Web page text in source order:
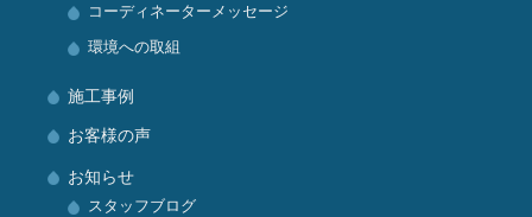
コーディネーターメッセージ
環境への取組
施工事例
お客様の声
お知らせ
スタッフブログ